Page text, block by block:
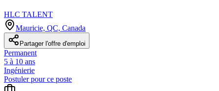
HLC TALENT
Mauricie, QC, Canada
Partager l'offre d'emploi
Permanent
5 à 10 ans
Ingénierie
Postuler pour ce poste